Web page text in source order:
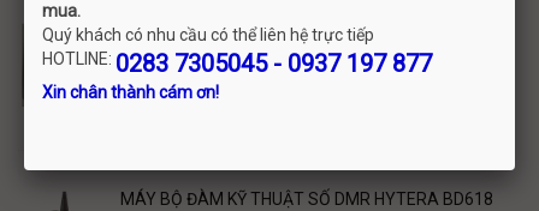
NÚT NHẤN EXIT INOX ZKTECO EX-801B
140,000 đ
MÁY BỘ ĐÀM KỸ THUẬT SỐ DMR HYTERA BD618
mua.
Quý khách có nhu cầu có thể liên hệ trực tiếp
HOTLINE: 0283 7305045 - 0937 197 877
Xin chân thành cám ơn!